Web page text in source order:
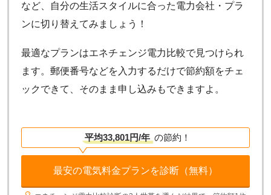
など、自分の生活スタイルに合った電力会社・プラ
ンに切り替えてみましょう！
最適なプランはエネチェンジ電力比較で見つけられ
ます。郵便番号などを入力するだけで節約額をチェ
ックできて、そのまま申し込みもできますよ。
平均33,801円/年 の節約！
最安の電気料金プランを診断（無料）